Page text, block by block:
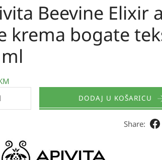
Beevine Elixir
krema bogate
DODAJ U KOŠARICU
Share: